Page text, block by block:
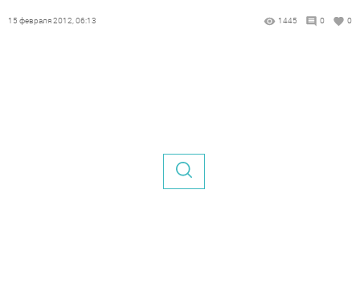
15 февраля 2012, 06:13 1445 0 0